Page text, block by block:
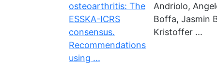
ESSKA-ICRS
consensus.
Recommendations
using ...
Boffa, Jasmin
Kristoffer ...